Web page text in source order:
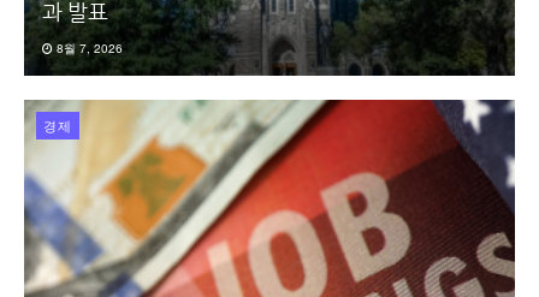
과 발표
8월 7, 2026
경제